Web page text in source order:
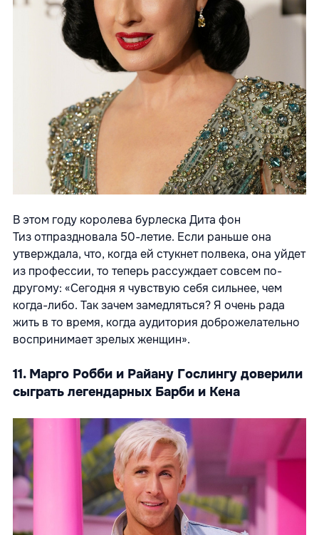
В этом году королева бурлеска Дита фон
Тиз отпраздновала 50-летие. Если раньше она
утверждала, что, когда ей стукнет полвека, она уйдет
из профессии, то теперь рассуждает совсем по-
другому: «Сегодня я чувствую себя сильнее, чем
когда-либо. Так зачем замедляться? Я очень рада
жить в то время, когда аудитория доброжелательно
воспринимает зрелых женщин».
11. Марго Робби и Райану Гослингу доверили
сыграть легендарных Барби и Кена